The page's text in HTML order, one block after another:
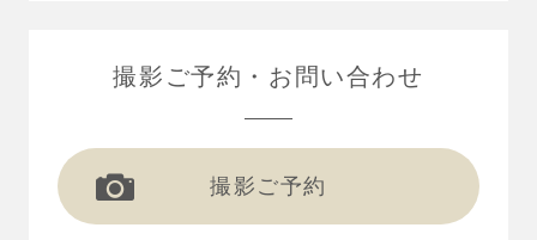
撮影ご予約 お問い合わせ
撮影ご予約